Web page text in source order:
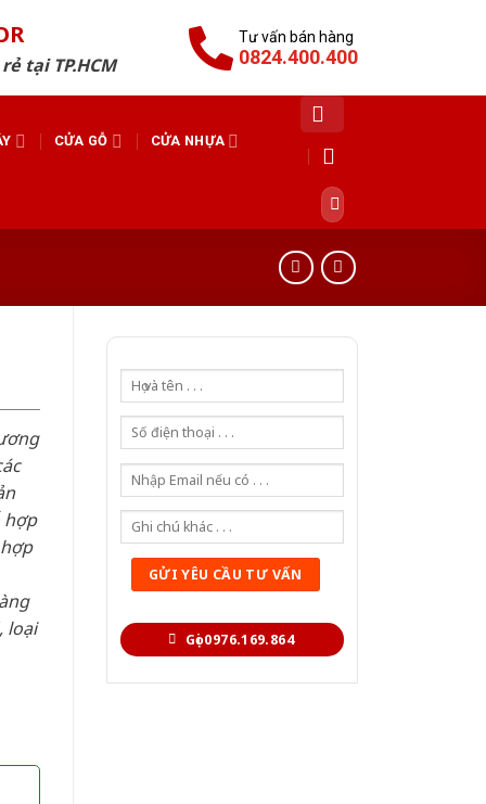
tại TP.HCM
Tư vấn bán hàng
0824.400.400
CỬA GỖ CỬA NHỰA
Tìm
kiếm:
Gọi 0976.169.864
hợp
loại